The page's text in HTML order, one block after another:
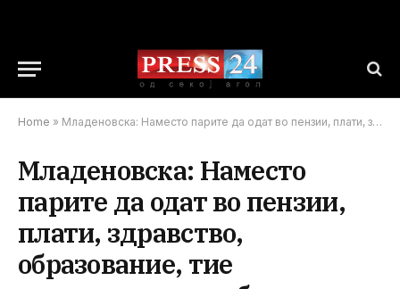
Home » Младеновска: Наместо парите да одат во пензии, плати, здравство, образование, тие завршуваат во џебовите на партиски послушници
Младеновска: Наместо
парите да одат во пензии,
плати, здравство,
образование, тие